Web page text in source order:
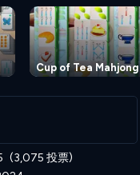
Cup of Tea Mahjong
(3,075 投票)